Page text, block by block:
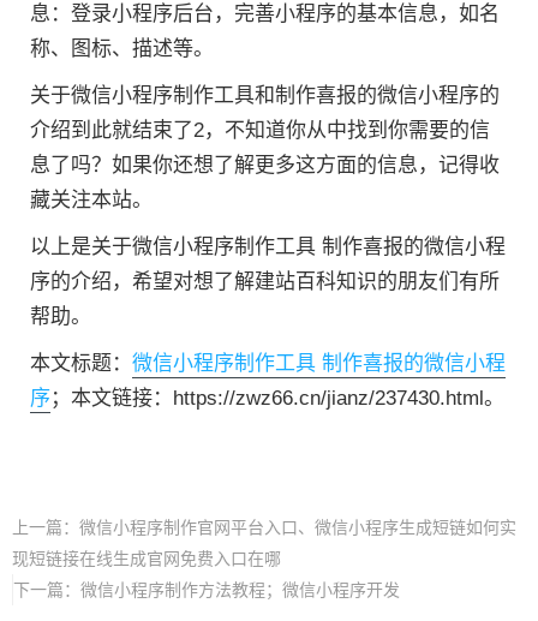
息：登录小程序后台，完善小程序的基本信息，如名
称、图标、描述等。
关于微信小程序制作工具和制作喜报的微信小程序的
介绍到此就结束了2，不知道你从中找到你需要的信
息了吗？如果你还想了解更多这方面的信息，记得收
藏关注本站。
以上是关于微信小程序制作工具 制作喜报的微信小程
序的介绍，希望对想了解建站百科知识的朋友们有所
帮助。
本文标题： 微信小程序制作工具 制作喜报的微信小程
序；本文链接：https://zwz66.cn/jianz/237430.html。
上一篇： 微信小程序制作官网平台入口、微信小程序生成短链如何实
现短链接在线生成官网免费入口在哪
下一篇： 微信小程序制作方法教程；微信小程序开发